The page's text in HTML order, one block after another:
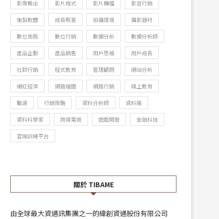
2026/05/14
影像輸出 影片格式 影片轉檔 影音行銷
後製軟體 成長駭客 拍攝環境 攝影器材
數位商務 數位行銷 數據分析 數據分析師
產品企劃 產品銷售 用戶思維 用戶成長
社群行銷 程式教育 管理顧問 網站分析
網紅經濟 網路繪圖 網路行銷 線上教育
職涯 行銷策略 資料分析師 資料庫
資料科學家 跨境電商 遊戲開發 金融科技
雲端訓練平台
關於 TIBAME
由全球最大資通訊集團之一的緯創資通股份有限公司